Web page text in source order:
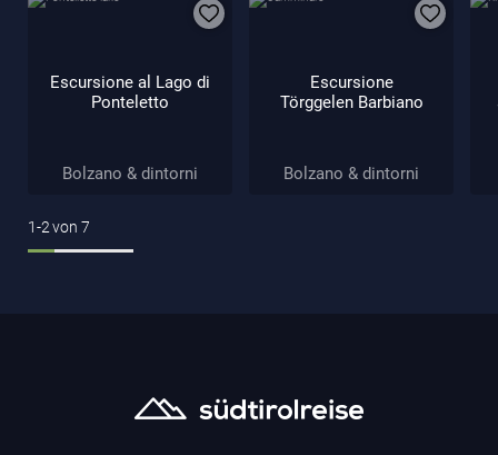
Escursione al Lago di
Ponteletto
Bolzano & dintorni
Escursione
Törggelen Barbiano
Bolzano & dintorni
1-2von 7